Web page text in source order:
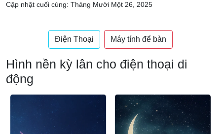
Cập nhật cuối cùng: Tháng Mười Một 26, 2025
Điện Thoại Máy tính để bàn
Hình nền kỳ lân cho điện thoại di
động